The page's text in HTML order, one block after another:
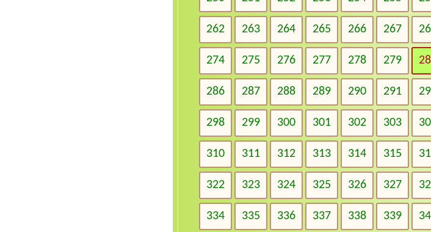
262 263 264 265 266 267
274 275 276 277 278 279
286 287 288 289 290 291
298 299 300 301 302 303
310 311 312 313 314 315
322 323 324 325 326 327
334 335 336 337 338 339